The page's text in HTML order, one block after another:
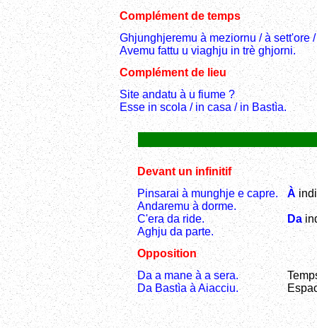
Complément de temps
Ghjunghjeremu à meziornu / à sett'ore
Avemu fattu u viaghju in trè ghjorni.
Complément de lieu
Site andatu à u fiume ?
Esse in scola / in casa / in Bastìa.
Devant un infinitif
Pinsarai à munghje e capre.
Andaremu à dorme.
C'era da ride.
Aghju da parte.
À
Da
Opposition
Da a mane à a sera.
Da Bastìa à Aiacciu.